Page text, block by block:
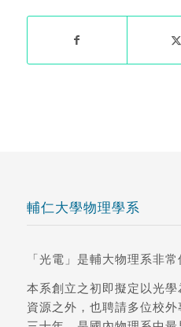
輔仁大學物理學系
「光電」是輔大物理系非常
本系創立之初即擬定以光
資源之外，也聘請多位校